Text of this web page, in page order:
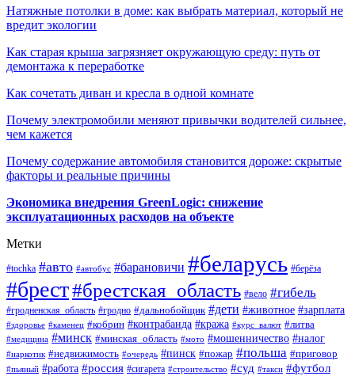
Натяжные потолки в доме: как выбрать материал, который не
вредит экологии
Как старая крыша загрязняет окружающую среду: путь от
демонтажа к переработке
Как сочетать диван и кресла в одной комнате
Почему электромобили меняют привычки водителей сильнее,
чем кажется
Почему содержание автомобиля становится дороже: скрытые
факторы и реальные причины
Экономика внедрения GreenLogic: снижение
эксплуатационных расходов на объекте
Метки
#tochka #авто #автобус #барановичи #беларусь #берёза
#брест#брестская_область #вело #гибель
#гродненская_область #гродно #дальнобойщик #дети #животное #зарплата
#здоровье #каменец #кобрин #контрабанда #кража #курс_валют #литва
#медицина #минск #минская_область #мото #мошенничество #налог
#наркотик #недвижимость #очередь #пинск #пожар #польша #приговор
#пьяный #работа #россия #сигарета #строительство #суд #такси #футбол